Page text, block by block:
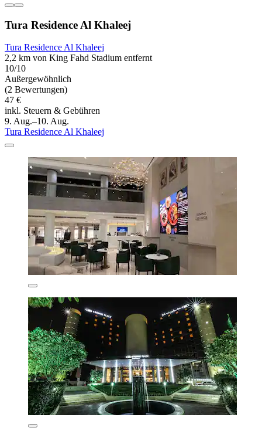
Tura Residence Al Khaleej
Tura Residence Al Khaleej
2,2 km von King Fahd Stadium entfernt
10/10
Außergewöhnlich
(2 Bewertungen)
47 €
inkl. Steuern & Gebühren
9. Aug.–10. Aug.
Tura Residence Al Khaleej